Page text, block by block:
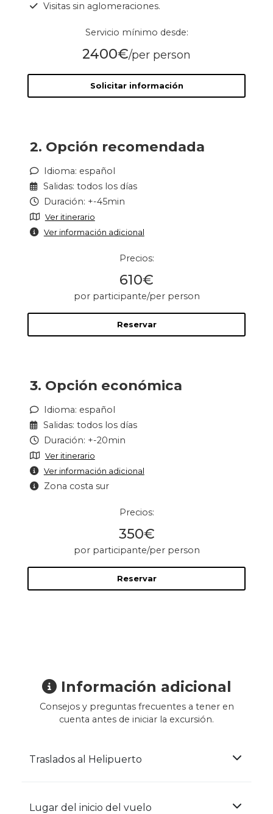
Visitas sin aglomeraciones.
Servicio mínimo desde:
2400€/per person
Solicitar información
2. Opción recomendada
Idioma: español
Salidas: todos los días
Duración: +-45min
Ver itinerario
Ver información adicional
Precios:
610€
por participante/per person
Reservar
3. Opción económica
Idioma: español
Salidas: todos los días
Duración: +-20min
Ver itinerario
Ver información adicional
Zona costa sur
Precios:
350€
por participante/per person
Reservar
Información adicional
Consejos y preguntas frecuentes a tener en
cuenta antes de iniciar la excursión.
Traslados al Helipuerto
Lugar del inicio del vuelo